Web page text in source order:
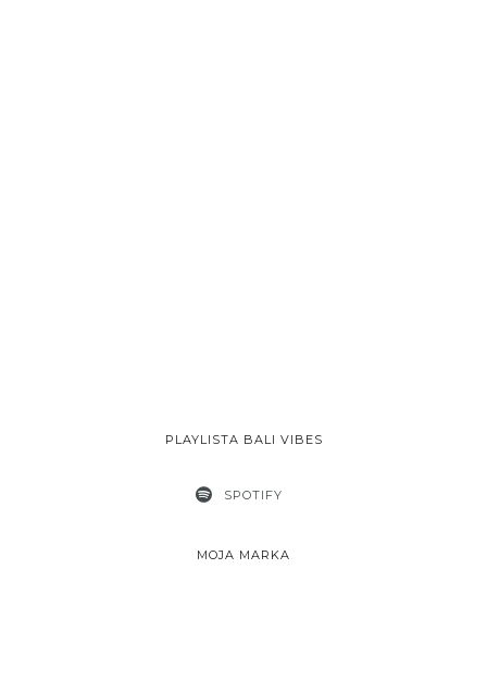
PLAYLISTA BALI VIBES
SPOTIFY
MOJA MARKA